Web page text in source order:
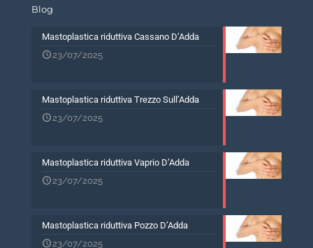
Blog
Mastoplastica riduttiva Cassano D’Adda
23/07/2025
Mastoplastica riduttiva Trezzo Sull’Adda
23/07/2025
Mastoplastica riduttiva Vaprio D’Adda
23/07/2025
Mastoplastica riduttiva Pozzo D’Adda
23/07/2025